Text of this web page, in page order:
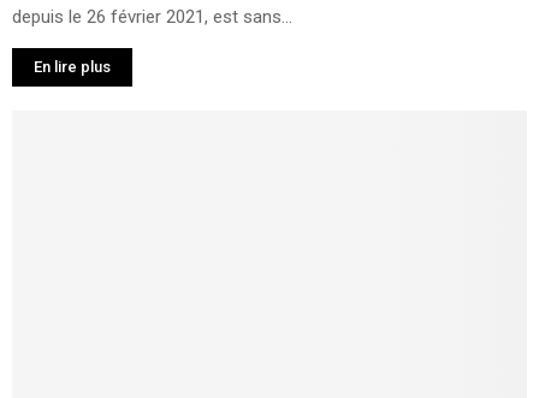
depuis le 26 février 2021, est sans...
En lire plus